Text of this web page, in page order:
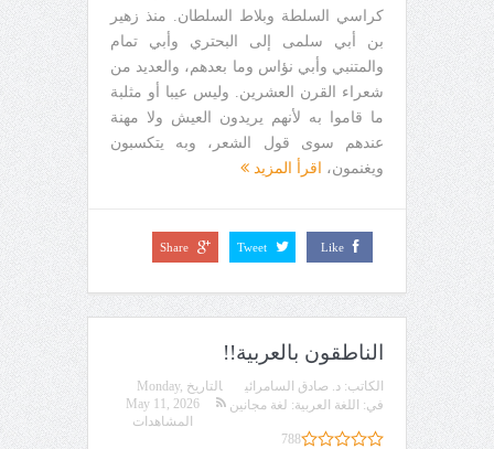
كراسي السلطة وبلاط السلطان. منذ زهير
بن أبي سلمى إلى البحتري وأبي تمام
والمتنبي وأبي نؤاس وما بعدهم، والعديد من
شعراء القرن العشرين. وليس عيبا أو مثلبة
ما قاموا به لأنهم يريدون العيش ولا مهنة
عندهم سوى قول الشعر، وبه يتكسبون
ويغنمون،
اقرأ المزيد
Like
Tweet
Share
الناطقون بالعربية!!
الكاتب: د. صادق السامرائي التاريخ Monday,
May 11, 2026
في: اللغة العربية: لغة مجانين
المشاهدات
788